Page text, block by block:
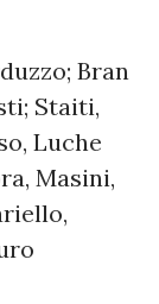
Bran
Staiti,
Luche
Masini,